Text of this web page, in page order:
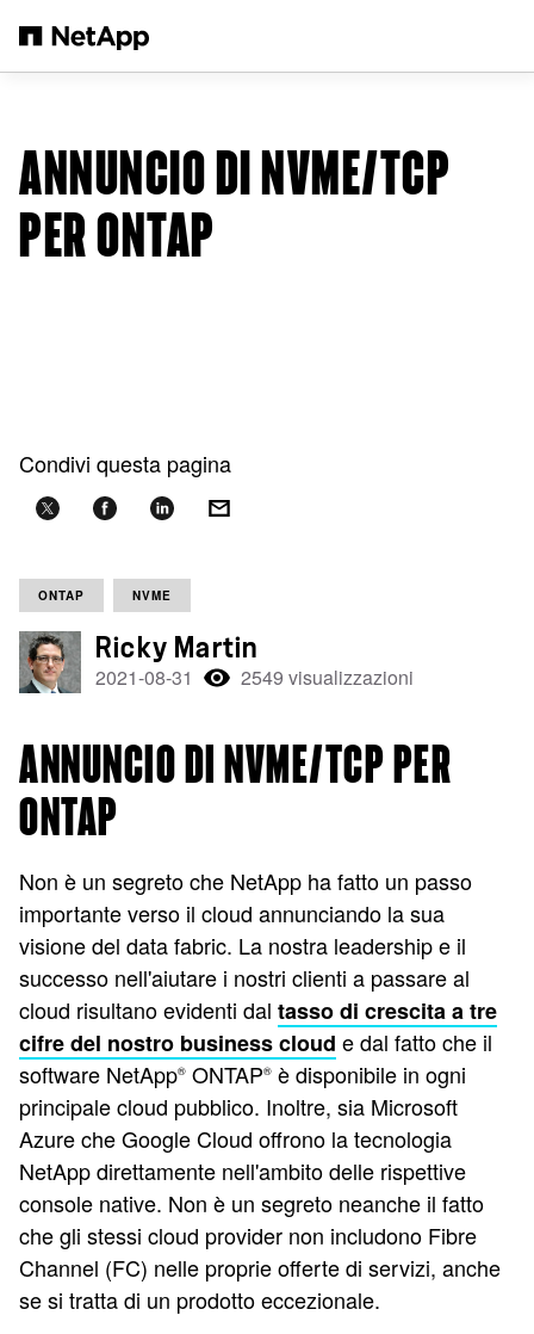
ANNUNCIO DI NVME/TCP
PER ONTAP
Condivi questa pagina
ONTAP NVME
Ricky Martin
2021-08-31 2549 visualizzazioni
ANNUNCIO DI NVME/TCP PER
ONTAP
Non è un segreto che NetApp ha fatto un passo
importante verso il cloud annunciando la sua
visione del data fabric. La nostra leadership e il
successo nell'aiutare i nostri clienti a passare al
cloud risultano evidenti dal tasso di crescita a tre
cifre del nostro business cloud e dal fatto che il
software NetApp® ONTAP® è disponibile in ogni
principale cloud pubblico. Inoltre, sia Microsoft
Azure che Google Cloud offrono la tecnologia
NetApp direttamente nell'ambito delle rispettive
console native. Non è un segreto neanche il fatto
che gli stessi cloud provider non includono Fibre
Channel (FC) nelle proprie offerte di servizi, anche
se si tratta di un prodotto eccezionale.